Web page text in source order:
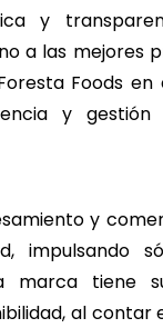
y
a las mejores
Foods
y gestión
y
impulsando
marca tiene
al contar